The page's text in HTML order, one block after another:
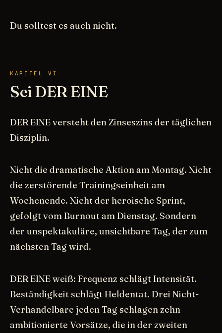
Du solltest es auch nicht.
KAPITEL VI
Sei DER EINE
DER EINE versteht den Zinseszins der täglichen
Disziplin.
Nicht die dramatische Aktion am Montag. Nicht
die zerstörende Trainingseinheit am
Wochenende. Nicht der heroische Sprint,
gefolgt vom Burnout am Dienstag. Sondern
der unspektakuläre, unsichtbare Tag, der zum
nächsten Tag wird.
DER EINE weiß: Frequenz schlägt Intensität.
Beständigkeit schlägt Heldentat. Drei Nicht-
Verhandelbare jeden Tag schlagen zehn
ambitionierte Vorsätze, die in der zweiten